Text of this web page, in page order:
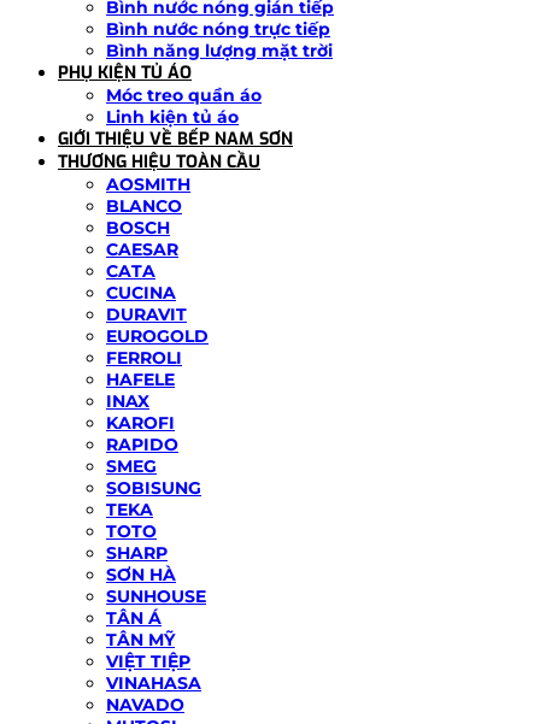
Bình nước nóng gián tiếp
Bình nước nóng trực tiếp
Bình năng lượng mặt trời
PHỤ KIỆN TỦ ÁO
Móc treo quần áo
Linh kiện tủ áo
GIỚI THIỆU VỀ BẾP NAM SƠN
THƯƠNG HIỆU TOÀN CẦU
AOSMITH
BLANCO
BOSCH
CAESAR
CATA
CUCINA
DURAVIT
EUROGOLD
FERROLI
HAFELE
INAX
KAROFI
RAPIDO
SMEG
SOBISUNG
TEKA
TOTO
SHARP
SƠN HÀ
SUNHOUSE
TÂN Á
TÂN MỸ
VIỆT TIỆP
VINAHASA
NAVADO